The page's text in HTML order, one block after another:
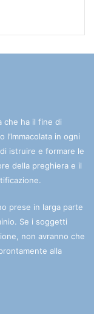
che ha il fine di
l’Immacolata in ogni
istruire e formare le
della preghiera e il
prese in larga parte
Se i soggetti
non avranno che
alla